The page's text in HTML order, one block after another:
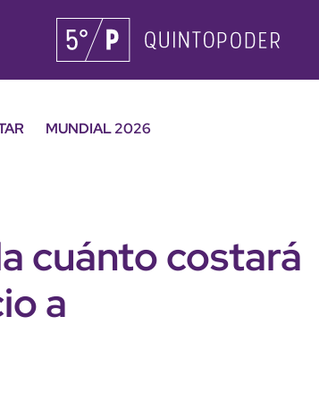
MUNDIAL 2026
cuánto costará
a